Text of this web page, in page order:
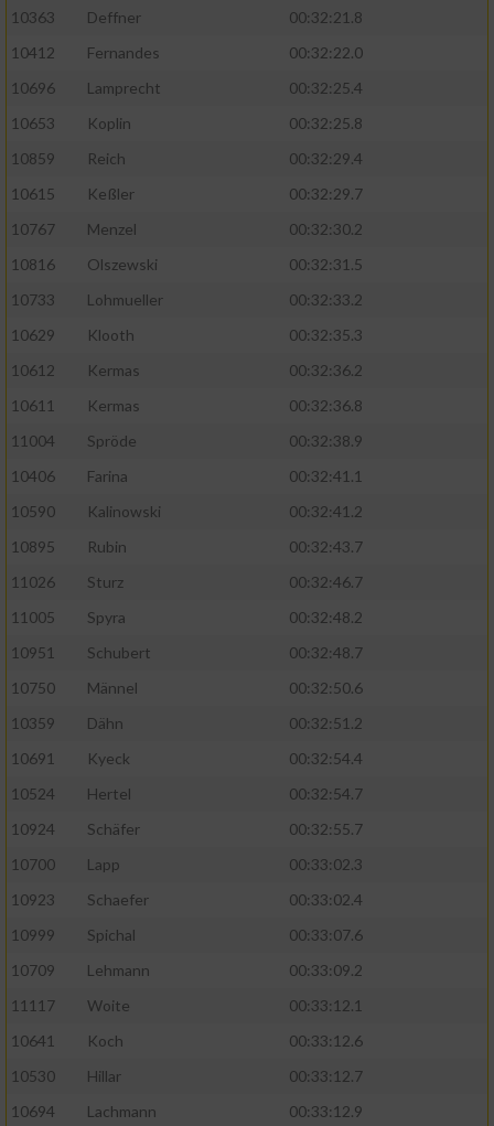
10363
Deffner
00:32:21.8
10412
Fernandes
00:32:22.0
10696
Lamprecht
00:32:25.4
10653
Koplin
00:32:25.8
10859
Reich
00:32:29.4
10615
Keßler
00:32:29.7
10767
Menzel
00:32:30.2
10816
Olszewski
00:32:31.5
10733
Lohmueller
00:32:33.2
10629
Klooth
00:32:35.3
10612
Kermas
00:32:36.2
10611
Kermas
00:32:36.8
11004
Spröde
00:32:38.9
10406
Farina
00:32:41.1
10590
Kalinowski
00:32:41.2
10895
Rubin
00:32:43.7
11026
Sturz
00:32:46.7
11005
Spyra
00:32:48.2
10951
Schubert
00:32:48.7
10750
Männel
00:32:50.6
10359
Dähn
00:32:51.2
10691
Kyeck
00:32:54.4
10524
Hertel
00:32:54.7
10924
Schäfer
00:32:55.7
10700
Lapp
00:33:02.3
10923
Schaefer
00:33:02.4
10999
Spichal
00:33:07.6
10709
Lehmann
00:33:09.2
11117
Woite
00:33:12.1
10641
Koch
00:33:12.6
10530
Hillar
00:33:12.7
10694
Lachmann
00:33:12.9
auf einem Endgerät
von Werbeanzeigen
Erstellung von Profilen für personalisierte
Werbung
Verwendung von Profilen zur Auswahl
personalisierter Werbung
Erstellung von Profilen zur Personalisierung
von Inhalten
Verwendung von Profilen zur Auswahl
personalisierter Inhalte
Analyse von Zielgruppen durch Statistiken
verschiedenen Quellen
Entwicklung und Verbesserung der Angebote
Verwendung reduzierter Daten zur Auswahl
Verwendung genauer Standortdaten
Informationen identifizieren
Nicht-IAB-Verarbeitungszwecke:
Funktional